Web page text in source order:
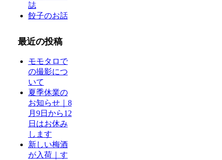
誌
餃子のお話
最近の投稿
モモタロで
の撮影につ
いて
夏季休業の
お知らせ｜8
月9日から12
日はお休み
します
新しい梅酒
が入荷｜す